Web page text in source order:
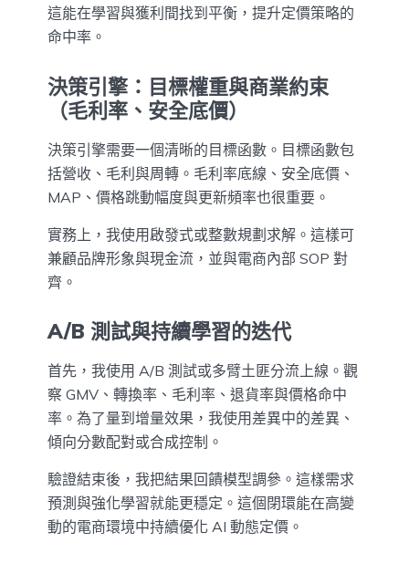
這能在學習與獲利間找到平衡，提升定價策略的
命中率。
決策引擎：目標權重與商業約束
（毛利率、安全底價）
決策引擎需要一個清晰的目標函數。目標函數包
括營收、毛利與周轉。毛利率底線、安全底價、
MAP、價格跳動幅度與更新頻率也很重要。
實務上，我使用啟發式或整數規劃求解。這樣可
兼顧品牌形象與現金流，並與電商內部 SOP 對
齊。
A/B 測試與持續學習的迭代
首先，我使用 A/B 測試或多臂土匪分流上線。觀
察 GMV、轉換率、毛利率、退貨率與價格命中
率。為了量到增量效果，我使用差異中的差異、
傾向分數配對或合成控制。
驗證結束後，我把結果回饋模型調參。這樣需求
預測與強化學習就能更穩定。這個閉環能在高變
動的電商環境中持續優化 AI 動態定價。